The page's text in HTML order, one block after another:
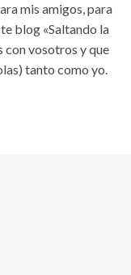
mis amigos, para
blog «Saltando la
con vosotros y que
tanto como yo.